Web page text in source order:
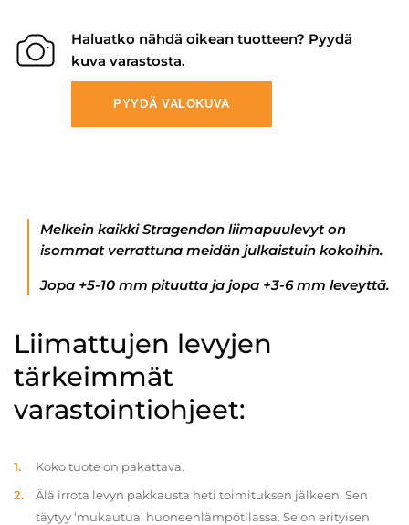
Haluatko nähdä oikean tuotteen? Pyydä
kuva varastosta.
PYYDÄ VALOKUVA
Melkein kaikki Stragendon liimapuulevyt on
isommat verrattuna meidän julkaistuin kokoihin.
Jopa +5-10 mm pituutta ja jopa +3-6 mm leveyttä.
Liimattujen levyjen
tärkeimmät
varastointiohjeet:
Koko tuote on pakattava.
Älä irrota levyn pakkausta heti toimituksen jälkeen. Sen
täytyy ‘mukautua’ huoneenlämpötilassa. Se on erityisen